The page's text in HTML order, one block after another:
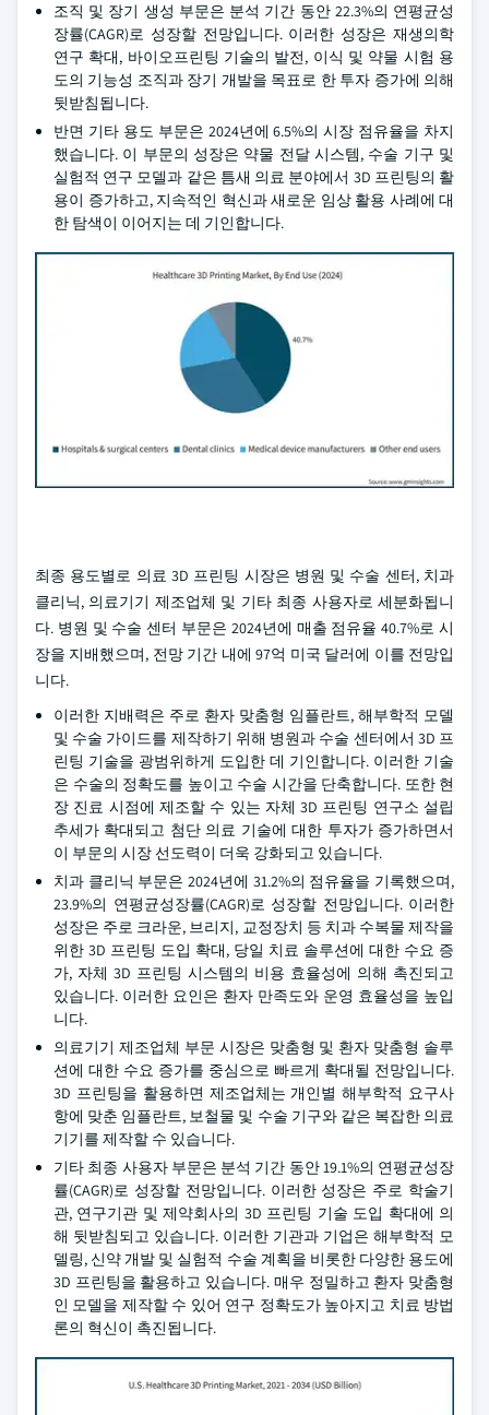
조직 및 장기 생성 부문은 분석 기간 동안 22.3%의 연평균성
장률(CAGR)로 성장할 전망입니다. 이러한 성장은 재생의학
연구 확대, 바이오프린팅 기술의 발전, 이식 및 약물 시험 용
도의 기능성 조직과 장기 개발을 목표로 한 투자 증가에 의해
뒷받침됩니다.
반면 기타 용도 부문은 2024년에 6.5%의 시장 점유율을 차지
했습니다. 이 부문의 성장은 약물 전달 시스템, 수술 기구 및
실험적 연구 모델과 같은 틈새 의료 분야에서 3D 프린팅의 활
용이 증가하고, 지속적인 혁신과 새로운 임상 활용 사례에 대
한 탐색이 이어지는 데 기인합니다.
최종 용도별로 의료 3D 프린팅 시장은 병원 및 수술 센터, 치과
클리닉, 의료기기 제조업체 및 기타 최종 사용자로 세분화됩니
다. 병원 및 수술 센터 부문은 2024년에 매출 점유율 40.7%로 시
장을 지배했으며, 전망 기간 내에 97억 미국 달러에 이를 전망입
니다.
이러한 지배력은 주로 환자 맞춤형 임플란트, 해부학적 모델
및 수술 가이드를 제작하기 위해 병원과 수술 센터에서 3D 프
린팅 기술을 광범위하게 도입한 데 기인합니다. 이러한 기술
은 수술의 정확도를 높이고 수술 시간을 단축합니다. 또한 현
장 진료 시점에 제조할 수 있는 자체 3D 프린팅 연구소 설립
추세가 확대되고 첨단 의료 기술에 대한 투자가 증가하면서
이 부문의 시장 선도력이 더욱 강화되고 있습니다.
치과 클리닉 부문은 2024년에 31.2%의 점유율을 기록했으며,
23.9%의 연평균성장률(CAGR)로 성장할 전망입니다. 이러한
성장은 주로 크라운, 브리지, 교정장치 등 치과 수복물 제작을
위한 3D 프린팅 도입 확대, 당일 치료 솔루션에 대한 수요 증
가, 자체 3D 프린팅 시스템의 비용 효율성에 의해 촉진되고
있습니다. 이러한 요인은 환자 만족도와 운영 효율성을 높입
니다.
의료기기 제조업체 부문 시장은 맞춤형 및 환자 맞춤형 솔루
션에 대한 수요 증가를 중심으로 빠르게 확대될 전망입니다.
3D 프린팅을 활용하면 제조업체는 개인별 해부학적 요구사
항에 맞춘 임플란트, 보철물 및 수술 기구와 같은 복잡한 의료
기기를 제작할 수 있습니다.
기타 최종 사용자 부문은 분석 기간 동안 19.1%의 연평균성장
률(CAGR)로 성장할 전망입니다. 이러한 성장은 주로 학술기
관, 연구기관 및 제약회사의 3D 프린팅 기술 도입 확대에 의
해 뒷받침되고 있습니다. 이러한 기관과 기업은 해부학적 모
델링, 신약 개발 및 실험적 수술 계획을 비롯한 다양한 용도에
3D 프린팅을 활용하고 있습니다. 매우 정밀하고 환자 맞춤형
인 모델을 제작할 수 있어 연구 정확도가 높아지고 치료 방법
론의 혁신이 촉진됩니다.